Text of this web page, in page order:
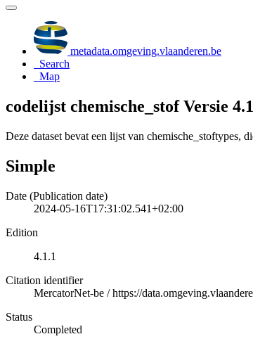
metadata.omgeving.vlaanderen.be
Search
Map
codelijst chemische_stof Versie
Deze dataset bevat een lijst van chemische_stoftypes,
Simple
Date (Publication date)
2024-05-16T17:31:02.541+02:00
Edition
4.1.1
Citation identifier
MercatorNet-be /https://
Status
Completed